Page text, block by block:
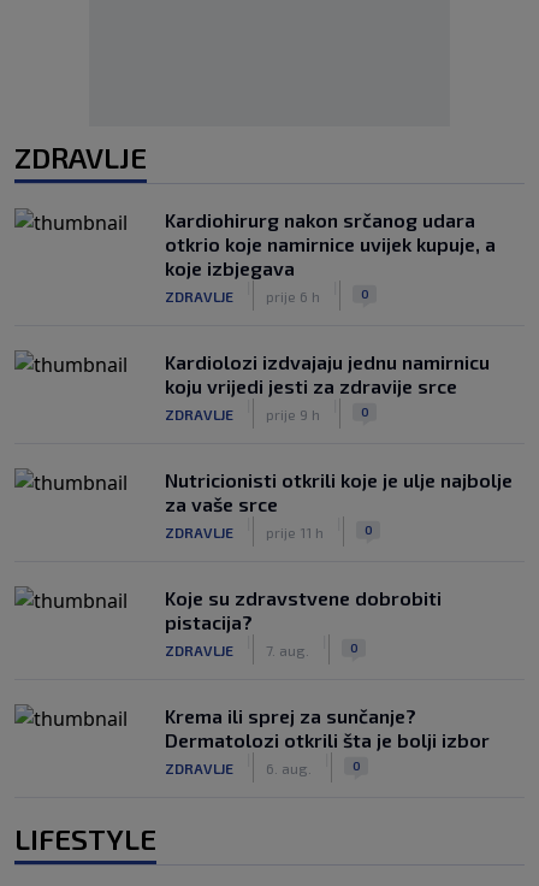
ZDRAVLJE
Kardiohirurg nakon srčanog udara
otkrio koje namirnice uvijek kupuje, a
koje izbjegava
ZDRAVLJE prije 6 h 0
Kardiolozi izdvajaju jednu namirnicu
koju vrijedi jesti za zdravije srce
ZDRAVLJE prije 9 h 0
Nutricionisti otkrili koje je ulje najbolje
za vaše srce
ZDRAVLJE prije 11 h 0
Koje su zdravstvene dobrobiti
pistacija?
ZDRAVLJE 7. aug. 0
Krema ili sprej za sunčanje?
Dermatolozi otkrili šta je bolji izbor
ZDRAVLJE 6. aug. 0
LIFESTYLE